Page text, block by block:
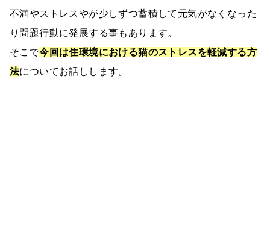
不満やストレスやが少しずつ蓄積して元気がなくなった
り問題行動に発展する事もあります。
そこで今回は住環境における猫のストレスを軽減する方
法についてお話しします。